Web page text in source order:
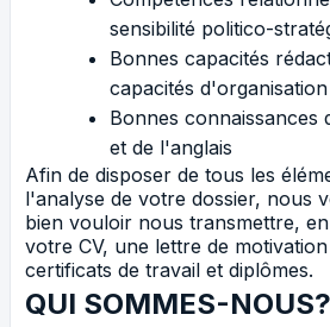
sensibilité politico-
Bonnes capacités
capacités d'organisation
Bonnes connaissances
et de l'anglais
Afin de disposer de tous les
l'analyse de votre dossier, nous
bien vouloir nous transmettre,
votre CV, une lettre de
certificats de travail et diplômes.
QUI SOMMES-NOUS?